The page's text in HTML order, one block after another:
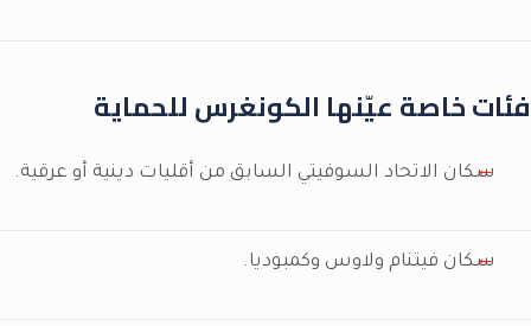
فئات خاصة عيّنها الكونغرس للحماية
سكان الاتحاد السوفيتي السابق من أقليات دينية أو عرقية.
سكان فيتنام ولاوس وكمبوديا.